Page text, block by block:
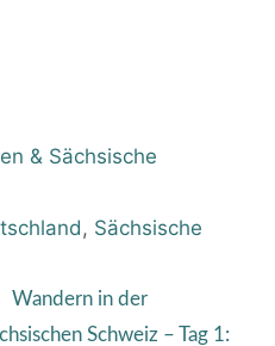
& Sächsische
, Sächsische
Wandern in der
Schweiz – Tag 1: